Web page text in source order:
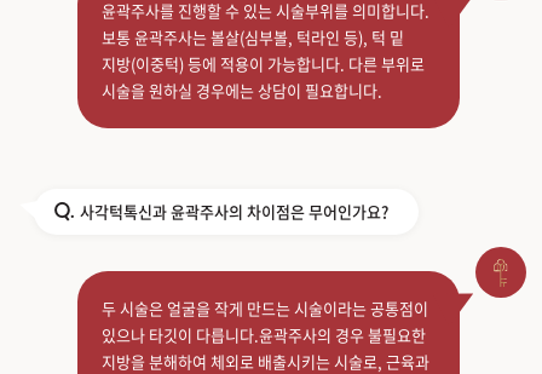
윤곽주사를 진행할 수 있는 시술부위를 의미합니다.
보통 윤곽주사는 볼살(심부볼, 턱라인 등), 턱 밑
지방(이중턱) 등에 적용이 가능합니다. 다른 부위로
시술을 원하실 경우에는 상담이 필요합니다.
Q. 사각턱톡신과 윤곽주사의 차이점은 무어인가요?
두 시술은 얼굴을 작게 만드는 시술이라는 공통점이
있으나 타깃이 다릅니다.윤곽주사의 경우 불필요한
지방을 분해하여 체외로 배출시키는 시술로, 근육과